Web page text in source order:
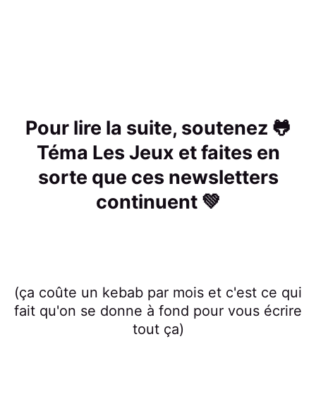
Pour lire la suite, soutenez 🐸
Téma Les Jeux et faites en
sorte que ces newsletters
continuent 💚
(ça coûte un kebab par mois et c'est ce qui
fait qu'on se donne à fond pour vous écrire
tout ça)